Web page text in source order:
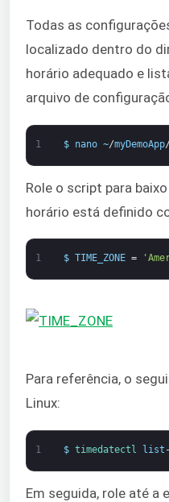
Todas as
localizado dentro do
horário adequado e
arquivo de
1 $ nano ~/myDemoApp/
Role o script para
horário está definido
1 $ TIME_ZONE =
Para referência, o
Linux:
1 $ timedatectl list -
Em seguida, role até a